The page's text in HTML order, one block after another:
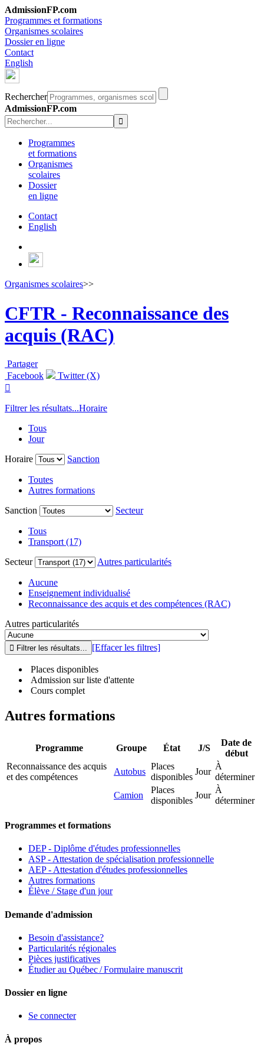
AdmissionFP.com
Programmes et formations
Organismes scolaires
Dossier en ligne
Contact
English
Rechercher
AdmissionFP.com
Programmes
et formations
Organismes
scolaires
Dossier
en ligne
Contact
English
Organismes scolaires>>
CFTR - Reconnaissance des
acquis (RAC)
Partager
Facebook
Twitter (X)

Filtrer les résultats...Horaire
Tous
Jour
Horaire
Sanction
Toutes
Autres formations
Sanction
Secteur
Tous
Transport (17)
Secteur
Autres particularités
Aucune
Enseignement individualisé
Reconnaissance des acquis et des compétences (RAC)
Autres particularités
[Effacer les filtres]
Places disponibles
Admission sur liste d'attente
Cours complet
Autres formations
Programme Groupe État J/S
Date de
début
Reconnaissance des acquis
et des compétences
Autobus
Places
disponibles
Jour
À
déterminer
Camion
Places
disponibles
Jour
À
déterminer
Programmes et formations
DEP - Diplôme d'études professionnelles
ASP - Attestation de spécialisation professionnelle
AEP - Attestation d'études professionnelles
Autres formations
Élève / Stage d'un jour
Demande d'admission
Besoin d'assistance?
Particularités régionales
Pièces justificatives
Étudier au Québec / Formulaire manuscrit
Dossier en ligne
Se connecter
À propos